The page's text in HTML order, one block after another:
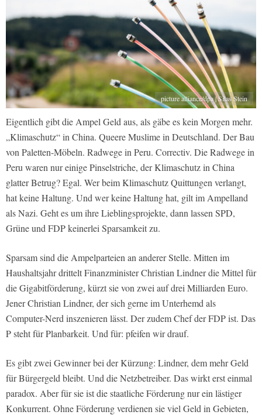
picture alliance/dpa | Silas Stein
Eigentlich gibt die Ampel Geld aus, als gäbe es kein Morgen mehr.
„Klimaschutz“ in China. Queere Muslime in Deutschland. Der Bau
von Paletten-Möbeln. Radwege in Peru. Correctiv. Die Radwege in
Peru waren nur einige Pinselstriche, der Klimaschutz in China
glatter Betrug? Egal. Wer beim Klimaschutz Quittungen verlangt,
hat keine Haltung. Und wer keine Haltung hat, gilt im Ampelland
als Nazi. Geht es um ihre Lieblingsprojekte, dann lassen SPD,
Grüne und FDP keinerlei Sparsamkeit zu.
Sparsam sind die Ampelparteien an anderer Stelle. Mitten im
Haushaltsjahr drittelt Finanzminister Christian Lindner die Mittel für
die Gigabitförderung, kürzt sie von zwei auf drei Milliarden Euro.
Jener Christian Lindner, der sich gerne im Unterhemd als
Computer-Nerd inszenieren lässt. Der zudem Chef der FDP ist. Das
P steht für Planbarkeit. Und für: pfeifen wir drauf.
Es gibt zwei Gewinner bei der Kürzung: Lindner, dem mehr Geld
für Bürgergeld bleibt. Und die Netzbetreiber. Das wirkt erst einmal
paradox. Aber für sie ist die staatliche Förderung nur ein lästiger
Konkurrent. Ohne Förderung verdienen sie viel Geld in Gebieten,